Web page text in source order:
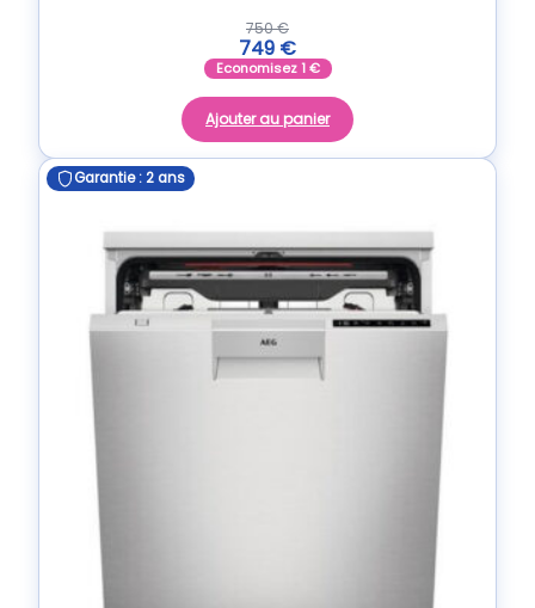
750€
749 €
Economisez1€
Ajouter au panier
Garantie : 2 ans